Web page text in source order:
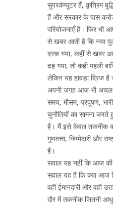
सुपरकंप्यूटर हैं, कृत्रिम
हैं और सरकार के पास
परियोजनाएँ हैं। फिर भी
से खबर आती है कि नया
दरक गया, कहीं से खबर
ढह गया, तो कहीं पहली
लेकिन यह हावड़ा ब्रिज है
अपनी जगह आज भी अचल
समय, मौसम, प्रदूषण,
चुनौतियों का सामना
है। मैं इसे केवल तकनीक
गुणवत्ता, जिम्मेदारी और
है।
सवाल यह नहीं कि आज
सवाल यह है कि क्या आज
वही ईमानदारी और वही
दौर में तकनीक जितनी